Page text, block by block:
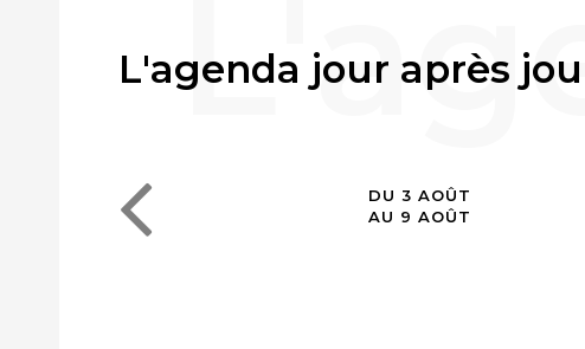
L'agenda jour après
DU 3 AOÛT
AU 9 AOÛT